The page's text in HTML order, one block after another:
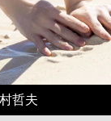
哲夫